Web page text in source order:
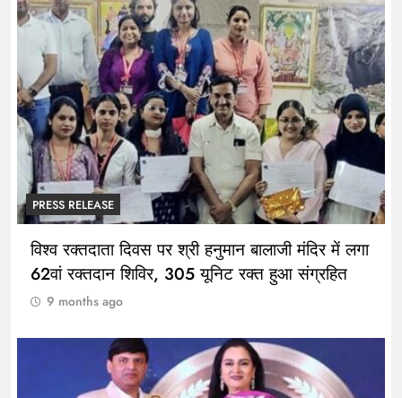
PRESS RELEASE
विश्व रक्तदाता दिवस पर श्री हनुमान बालाजी मंदिर में लगा
62वां रक्तदान शिविर, 305 यूनिट रक्त हुआ संग्रहित
9 months ago